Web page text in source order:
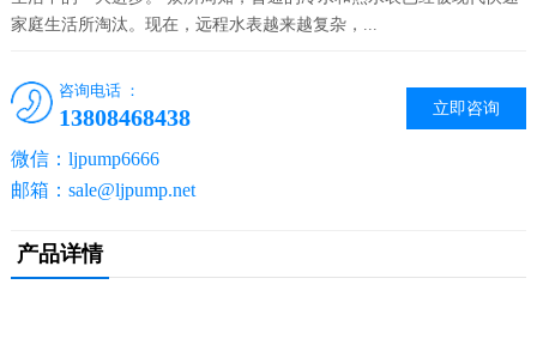
家庭生活所淘汰。现在，远程水表越来越复杂，...
立即咨询
咨询电话 ：
13808468438
微信：ljpump6666
邮箱：sale@ljpump.net
产品详情